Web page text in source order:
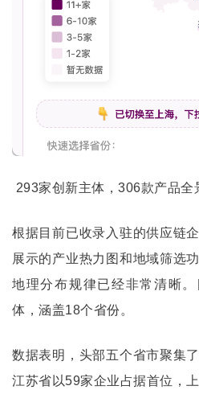
293家创新主体，306款产品全
根据目前已收录入驻的供应链
展示的产业热力图和地域筛选
地理分布规律已经非常清晰
体，涵盖18个省份。
数据表明，头部五个省市聚集
江苏省以59家企业占据首位，